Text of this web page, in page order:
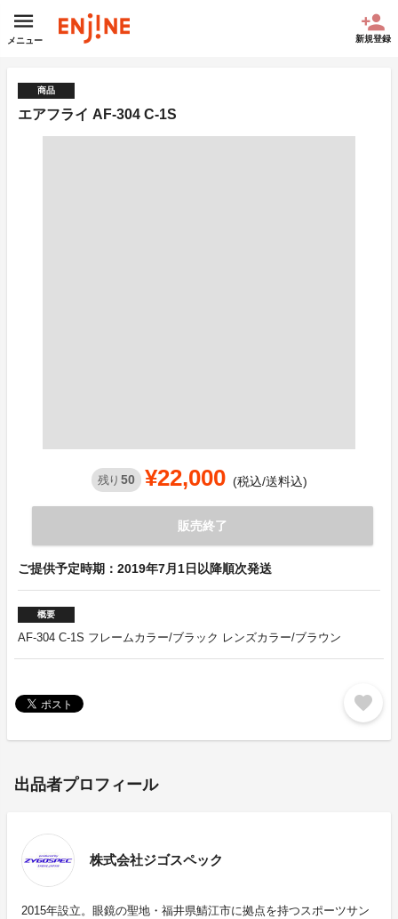
メニュー 新規登録
商品
エアフライ AF-304 C-1S
残り 50 ¥22,000 (税込/送料込)
販売終了
ご提供予定時期：2019年7月1日以降順次発送
概要
AF-304 C-1S フレームカラー/ブラック レンズカラー/ブラウン
favorite
出品者プロフィール
株式会社ジゴスペック
2015年設立。眼鏡の聖地・福井県鯖江市に拠点を持つスポーツサン